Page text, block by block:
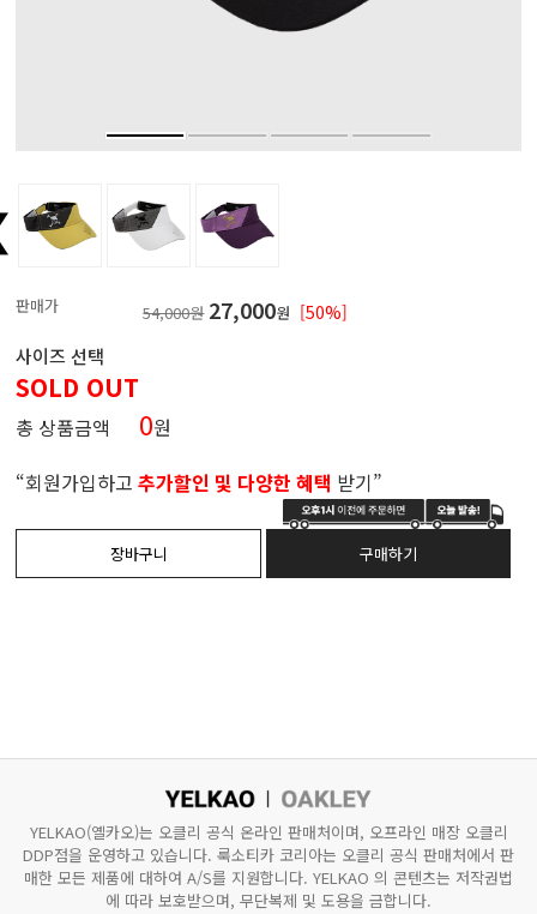
판매가 54,000원 27,000원 [50%]
사이즈 선택
SOLD OUT
총 상품금액 0원
“회원가입하고 추가할인 및 다양한 혜택 받기”
YELKAO(옐카오)는 오클리 공식 온라인 판매처이며, 오프라인 매장 오클리
DDP점을 운영하고 있습니다. 룩소티카 코리아는 오클리 공식 판매처에서 판
매한 모든 제품에 대하여 A/S를 지원합니다. YELKAO 의 콘텐츠는 저작권법
에 따라 보호받으며, 무단복제 및 도용을 금합니다.